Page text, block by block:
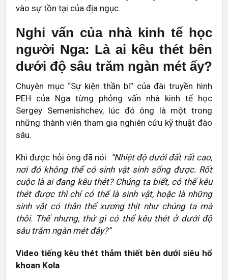
vào sự tồn tại của địa ngục.
Nghi vấn của nhà kinh tế học
người Nga: Là ai kêu thét bên
dưới độ sâu trăm ngàn mét ấy?
Chuyên mục “Sự kiện thần bí” của đài truyền hình
PEH của Nga từng phỏng vấn nhà kinh tế học
Sergey Semenishchev, lúc đó ông là một trong
những thành viên tham gia nghiên cứu kỹ thuật đào
sâu.
Khi được hỏi ông đã nói: “Nhiệt độ dưới đất rất cao,
nơi đó không thể có sinh vật sinh sống được. Rốt
cuộc là ai đang kêu thét? Chúng ta biết, có thể kêu
thét được thì chỉ có thể là sinh vật, hoặc là những
sinh vật có thân thể xương thịt như chúng ta mà
thôi. Thế nhưng, thứ gì có thể kêu thét ở dưới độ
sâu trăm ngàn mét đây?”
Video tiếng kêu thét thảm thiết bên dưới siêu hố
khoan Kola